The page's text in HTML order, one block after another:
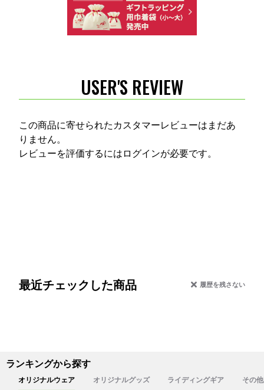
USER'S REVIEW
この商品に寄せられたカスタマーレビューはまだあ
りません。
レビューを評価するには ログインが必要です。
最近チェックした商品 履歴を残さない
ランキングから探す
オリジナルウェア オリジナルグッズ ライディングギア その